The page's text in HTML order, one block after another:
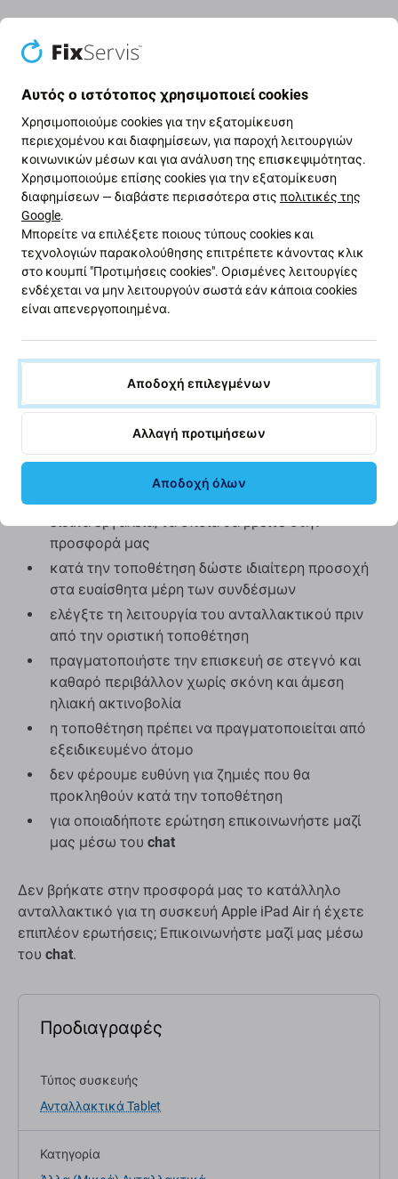
Γυαλί πίσω κάμερας για Apple iPad
Air
Το συγκεκριμένο ανταλλακτικό για τη συσκευή Apple
iPad Air χρησιμοποιείται για αντικατάσταση όταν το
αρχικό γυαλί είναι γρατζουνισμένο, ραγισμένο ή έχει
υποστεί άλλη ζημιά.
Ποιότητα ανταλλακτικού
Ποιότητα: Aftermarket– Το ανταλλακτικό ποιότητας
Aftermarket κατασκευάζεται σύμφωνα με πρότυπα
και προδιαγραφές συγκρίσιμα με εκείνα του αρχικού
υπάρχουν μικρές διαφορές στη λειτουργία, την
ποιότητα ή την εμφάνιση.
Τοποθέτηση και συστάσεις:
για την τοποθέτηση ή την αφαίρεση απαιτούνται
ειδικά εργαλεία, τα οποία θα βρείτε στην
προσφορά μας
κατά την τοποθέτηση δώστε ιδιαίτερη προσοχή
στα ευαίσθητα μέρη των συνδέσμων
ελέγξτε τη λειτουργία του ανταλλακτικού πριν
από την οριστική τοποθέτηση
πραγματοποιήστε την επισκευή σε στεγνό και
καθαρό περιβάλλον χωρίς σκόνη και άμεση
ηλιακή ακτινοβολία
η τοποθέτηση πρέπει να πραγματοποιείται από
εξειδικευμένο άτομο
δεν φέρουμε ευθύνη για ζημιές που θα
προκληθούν κατά την τοποθέτηση
για οποιαδήποτε ερώτηση επικοινωνήστε μαζί
μας μέσω του chat
Δεν βρήκατε στην προσφορά μας το κατάλληλο
ανταλλακτικό για τη συσκευή Apple iPad Air ή έχετε
επιπλέον ερωτήσεις; Επικοινωνήστε μαζί μας μέσω
του chat.
Προδιαγραφές
Τύπος συσκευής
Ανταλλακτικά Tablet
Κατηγορία
Αυτός ο ιστότοπος χρησιμοποιεί cookies
Χρησιμοποιούμε cookies για την εξατομίκευση
περιεχομένου και διαφημίσεων, για παροχή λειτουργιών
κοινωνικών μέσων και για ανάλυση της επισκεψιμότητας.
Χρησιμοποιούμε επίσης cookies για την εξατομίκευση
διαφημίσεων — διαβάστε περισσότερα στις πολιτικές της
Google.
Μπορείτε να επιλέξετε ποιους τύπους cookies και
τεχνολογιών παρακολούθησης επιτρέπετε κάνοντας κλικ
στο κουμπί "Προτιμήσεις cookies". Ορισμένες λειτουργίες
ενδέχεται να μην λειτουργούν σωστά εάν κάποια cookies
είναι απενεργοποιημένα.
Αποδοχή επιλεγμένων
Αλλαγή προτιμήσεων
Αποδοχή όλων